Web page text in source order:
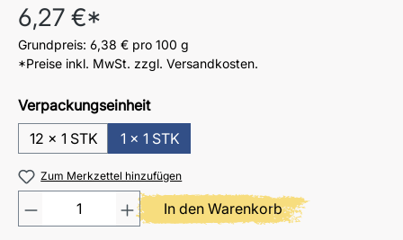
Regulärer Preis:
6,27 €*
Grundpreis: 6,38 € pro 100 g
*Preise inkl. MwSt. zzgl. Versandkosten.
Verpackungseinheit
12 x 1 STK
1 x 1 STK
Zum Merkzettel hinzufügen
Produkt Anzahl: Gib den
In den Warenkorb